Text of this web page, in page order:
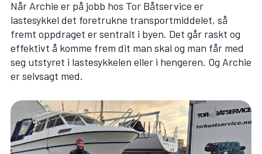
Når Archie er på jobb hos Tor Båtservice er
lastesykkel det foretrukne transportmiddelet, så
fremt oppdraget er sentralt i byen. Det går raskt og
effektivt å komme frem dit man skal og man får med
seg utstyret i lastesykkelen eller i hengeren. Og Archie
er selvsagt med.